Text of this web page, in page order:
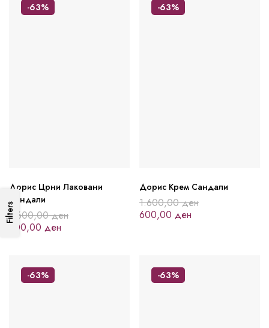
Filters
-63%
Дорис Црни Лаковани
Сандали
1.600,00ден
600,00 ден
-63%
Дорис Крем Сандали
1.600,00ден
600,00 ден
-63% -63%